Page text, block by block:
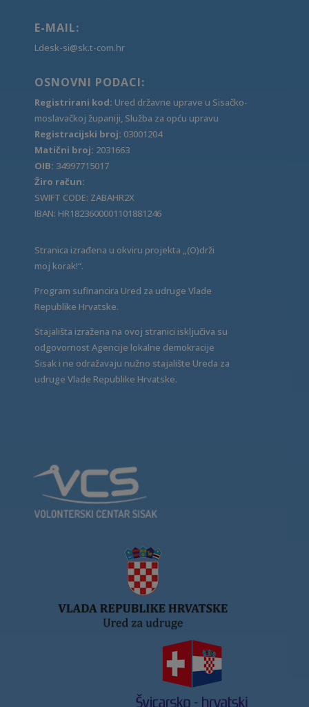
E-MAIL:
Ldesk-si@sk.t-com.hr
OSNOVNI PODACI:
Registrirani kod: Ured državne uprave u Sisačko-
moslavačkoj županiji, Služba za opću upravu
Registracijski broj: 03001204
Matični broj: 2031663
OIB: 34997715017
Žiro račun:
SWIFT CODE: ZABAHR2X
IBAN: HR1823600001101881246
Stranica izrađena u okviru projekta „(O)drži
moj korak!“.
Program sufinancira Ured za udruge Vlade
Republike Hrvatske.
Stajališta izražena na ovoj stranici isključiva su
odgovornost Agencije lokalne demokracije
Sisak i ne odražavaju nužno stajalište Ureda za
udruge Vlade Republike Hrvatske.